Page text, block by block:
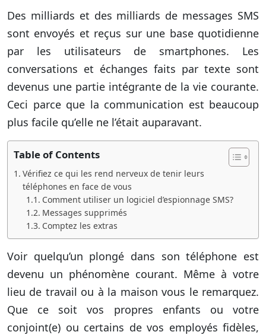
Des milliards et des milliards de messages SMS
sont envoyés et reçus sur une base quotidienne
par les utilisateurs de smartphones. Les
conversations et échanges faits par texte sont
devenus une partie intégrante de la vie courante.
Ceci parce que la communication est beaucoup
plus facile qu’elle ne l’était auparavant.
Table of Contents
Vérifiez ce qui les rend nerveux de tenir leurs
téléphones en face de vous
Comment utiliser un logiciel d’espionnage SMS?
Messages supprimés
Comptez les extras
Voir quelqu’un plongé dans son téléphone est
devenu un phénomène courant. Même à votre
lieu de travail ou à la maison vous le remarquez.
Que ce soit vos propres enfants ou votre
conjoint(e) ou certains de vos employés fidèles,